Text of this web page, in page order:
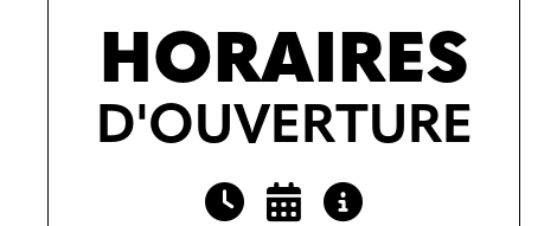
HORAIRES
D'OUVERTURE